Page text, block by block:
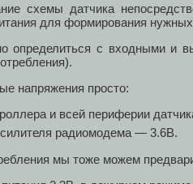
схемы датчика
для формирования
определиться с входными и
напряжения просто:
и всей периферии
радиомодема — 3.6В.
мы тоже можем